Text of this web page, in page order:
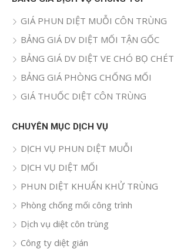
GIÁ PHUN DIỆT MUỖI CÔN TRÙNG
BẢNG GIÁ DV DIỆT MỐI TẬN GỐC
BẢNG GIÁ DV DIỆT VE CHÓ BỌ CHÉT
BẢNG GIÁ PHÒNG CHỐNG MỐI
GIÁ THUỐC DIỆT CÔN TRÙNG
CHUYÊN MỤC DỊCH VỤ
DỊCH VỤ PHUN DIỆT MUỖI
DỊCH VỤ DIỆT MỐI
PHUN DIỆT KHUẨN KHỬ TRÙNG
Phòng chống mối công trình
Dịch vụ diệt côn trùng
Công ty diệt gián